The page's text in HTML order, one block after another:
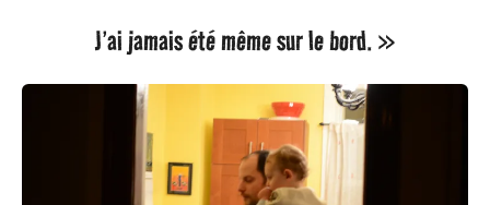
J’ai jamais été même sur le bord. »